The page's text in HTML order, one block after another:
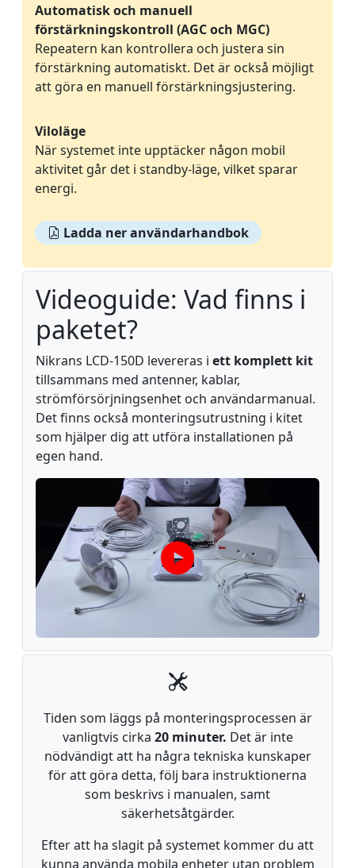
Automatisk och manuell
förstärkningskontroll (AGC och MGC)
Repeatern kan kontrollera och justera sin
förstärkning automatiskt. Det är också möjligt
att göra en manuell förstärkningsjustering.
Viloläge
När systemet inte upptäcker någon mobil
aktivitet går det i standby-läge, vilket sparar
energi.
Ladda ner användarhandbok
Videoguide: Vad finns i
paketet?
Nikrans LCD-150D levereras i ett komplett kit
tillsammans med antenner, kablar,
strömförsörjningsenhet och användarmanual.
Det finns också monteringsutrustning i kitet
som hjälper dig att utföra installationen på
egen hand.
Tiden som läggs på monteringsprocessen är
vanligtvis cirka 20 minuter. Det är inte
nödvändigt att ha några tekniska kunskaper
för att göra detta, följ bara instruktionerna
som beskrivs i manualen, samt
säkerhetsåtgärder.
Efter att ha slagit på systemet kommer du att
kunna använda mobila enheter utan problem